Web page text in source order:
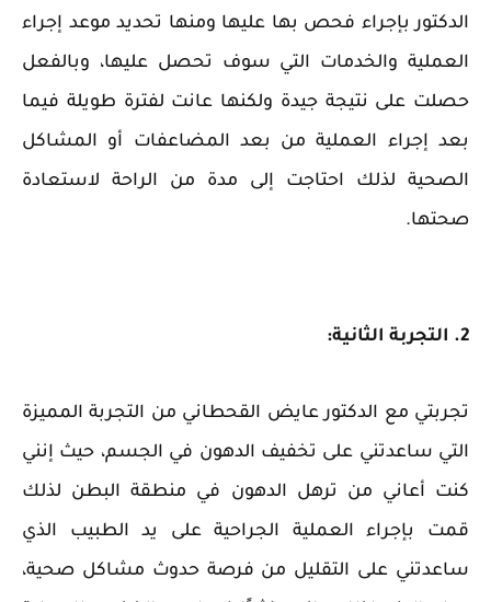
الدكتور بإجراء فحص بها عليها ومنها تحديد موعد إجراء
العملية والخدمات التي سوف تحصل عليها، وبالفعل
حصلت على نتيجة جيدة ولكنها عانت لفترة طويلة فيما
بعد إجراء العملية من بعد المضاعفات أو المشاكل
الصحية لذلك احتاجت إلى مدة من الراحة لاستعادة
صحتها.
2. التجربة الثانية:
تجربتي مع الدكتور عايض القحطاني من التجربة المميزة
التي ساعدتني على تخفيف الدهون في الجسم، حيث إنني
كنت أعاني من ترهل الدهون في منطقة البطن لذلك
قمت بإجراء العملية الجراحية على يد الطبيب الذي
ساعدتني على التقليل من فرصة حدوث مشاكل صحية،